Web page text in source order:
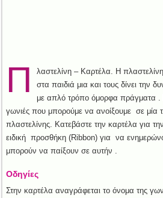
Π
λαστελίνη – Καρτέλα. Η
στα παιδιά μια και τους δίνει την
με απλό τρόπο όμορφα πράγματα .
γωνιές που μπορούμε να ανοίξουμε σε μία
πλαστελίνης. Κατεβάστε την καρτέλα για
ειδική προσθήκη (Ribbon) για να
μπορούν να παίξουν σε αυτήν .
Οδηγίες
Στην καρτέλα αναγράφεται το όνομα της